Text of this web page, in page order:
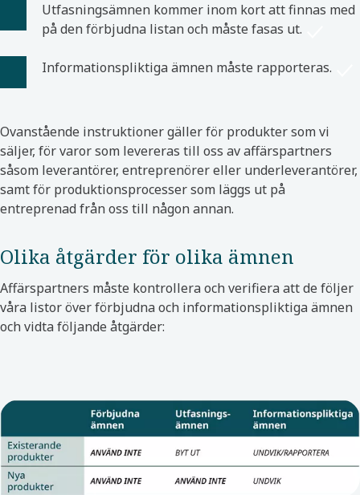
Utfasningsämnen kommer inom kort att finnas med
på den förbjudna listan och måste fasas ut.
Informationspliktiga ämnen måste rapporteras.
Ovanstående instruktioner gäller för produkter som vi
säljer, för varor som levereras till oss av affärspartners
såsom leverantörer, entreprenörer eller underleverantörer,
samt för produktionsprocesser som läggs ut på
entreprenad från oss till någon annan.
Olika åtgärder för olika ämnen
Affärspartners måste kontrollera och verifiera att de följer
våra listor över förbjudna och informationspliktiga ämnen
och vidta följande åtgärder: